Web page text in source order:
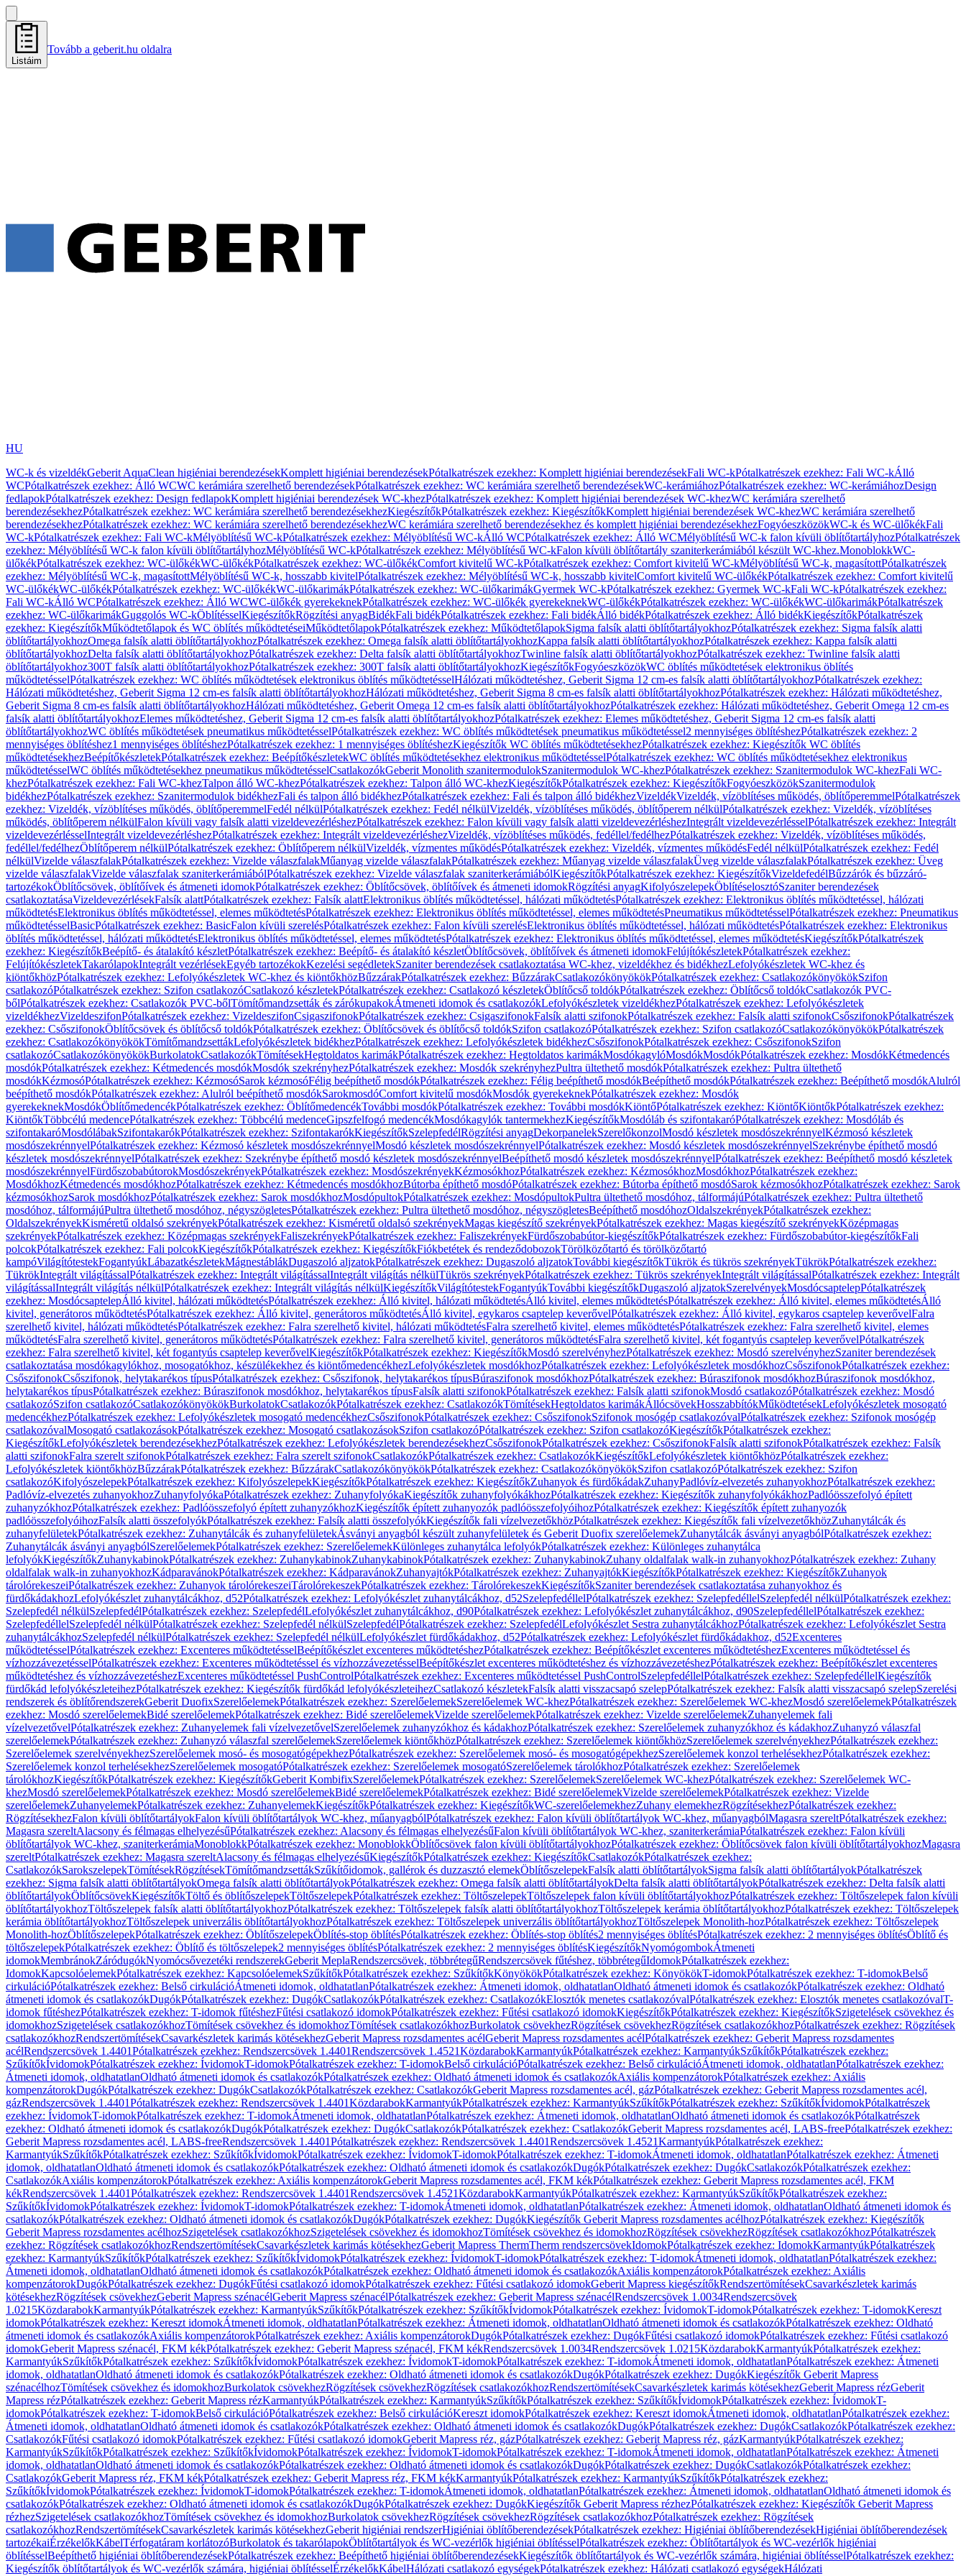
Listáim
Tovább a geberit.hu oldalra
HU
WC-k és vizeldékGeberit AquaClean higiéniai berendezésekKomplett higiéniai berendezésekPótalkatrészek ezekhez: Komplett higiéniai berendezésekFali WC-kPótalkatrészek ezekhez: Fali WC-kÁlló
WCPótalkatrészek ezekhez: Álló WCWC kerámiára szerelhető berendezésekPótalkatrészek ezekhez: WC kerámiára szerelhető berendezésekWC-kerámiáhozPótalkatrészek ezekhez: WC-kerámiáhozDesign
fedlapokPótalkatrészek ezekhez: Design fedlapokKomplett higiéniai berendezések WC-khezPótalkatrészek ezekhez: Komplett higiéniai berendezések WC-khezWC kerámiára szerelhető
berendezésekhezPótalkatrészek ezekhez: WC kerámiára szerelhető berendezésekhezKiegészítőkPótalkatrészek ezekhez: KiegészítőkKomplett higiéniai berendezések WC-khezWC kerámiára szerelhető
berendezésekhezPótalkatrészek ezekhez: WC kerámiára szerelhető berendezésekhezWC kerámiára szerelhető berendezésekhez és komplett higiéniai berendezésekhezFogyóeszközökWC-k és WC-ülőkékFali
WC-kPótalkatrészek ezekhez: Fali WC-kMélyöblítésű WC-kPótalkatrészek ezekhez: Mélyöblítésű WC-kÁlló WCPótalkatrészek ezekhez: Álló WCMélyöblítésű WC-k falon kívüli öblítőtartályhozPótalkatrészek
ezekhez: Mélyöblítésű WC-k falon kívüli öblítőtartályhozMélyöblítésű WC-kPótalkatrészek ezekhez: Mélyöblítésű WC-kFalon kívüli öblítőtartály szaniterkerámiából készült WC-khez.MonoblokkWC-
ülőkékPótalkatrészek ezekhez: WC-ülőkékWC-ülőkékPótalkatrészek ezekhez: WC-ülőkékComfort kivitelű WC-kPótalkatrészek ezekhez: Comfort kivitelű WC-kMélyöblítésű WC-k, magasítottPótalkatrészek
ezekhez: Mélyöblítésű WC-k, magasítottMélyöblítésű WC-k, hosszabb kivitelPótalkatrészek ezekhez: Mélyöblítésű WC-k, hosszabb kivitelComfort kivitelű WC-ülőkékPótalkatrészek ezekhez: Comfort kivitelű
WC-ülőkékWC-ülőkékPótalkatrészek ezekhez: WC-ülőkékWC-ülőkarimákPótalkatrészek ezekhez: WC-ülőkarimákGyermek WC-kPótalkatrészek ezekhez: Gyermek WC-kFali WC-kPótalkatrészek ezekhez:
Fali WC-kÁlló WCPótalkatrészek ezekhez: Álló WCWC-ülőkék gyerekeknekPótalkatrészek ezekhez: WC-ülőkék gyerekeknekWC-ülőkékPótalkatrészek ezekhez: WC-ülőkékWC-ülőkarimákPótalkatrészek
ezekhez: WC-ülőkarimákGuggolós WC-kÖblítésselKiegészítőkRögzítési anyagBidékFali bidékPótalkatrészek ezekhez: Fali bidékÁlló bidékPótalkatrészek ezekhez: Álló bidékKiegészítőkPótalkatrészek
ezekhez: KiegészítőkMűködtetőlapok és WC öblítés működtetéseiMűködtetőlapokPótalkatrészek ezekhez: MűködtetőlapokSigma falsík alatti öblítőtartályokhozPótalkatrészek ezekhez: Sigma falsík alatti
öblítőtartályokhozOmega falsík alatti öblítőtartályokhozPótalkatrészek ezekhez: Omega falsík alatti öblítőtartályokhozKappa falsík alatti öblítőtartályokhozPótalkatrészek ezekhez: Kappa falsík alatti
öblítőtartályokhozDelta falsík alatti öblítőtartályokhozPótalkatrészek ezekhez: Delta falsík alatti öblítőtartályokhozTwinline falsík alatti öblítőtartályokhozPótalkatrészek ezekhez: Twinline falsík alatti
öblítőtartályokhoz300T falsík alatti öblítőtartályokhozPótalkatrészek ezekhez: 300T falsík alatti öblítőtartályokhozKiegészítőkFogyóeszközökWC öblítés működtetések elektronikus öblítés
működtetésselPótalkatrészek ezekhez: WC öblítés működtetések elektronikus öblítés működtetésselHálózati működtetéshez, Geberit Sigma 12 cm-es falsík alatti öblítőtartályokhozPótalkatrészek ezekhez:
Hálózati működtetéshez, Geberit Sigma 12 cm-es falsík alatti öblítőtartályokhozHálózati működtetéshez, Geberit Sigma 8 cm-es falsík alatti öblítőtartályokhozPótalkatrészek ezekhez: Hálózati működtetéshez,
Geberit Sigma 8 cm-es falsík alatti öblítőtartályokhozHálózati működtetéshez, Geberit Omega 12 cm-es falsík alatti öblítőtartályokhozPótalkatrészek ezekhez: Hálózati működtetéshez, Geberit Omega 12 cm-es
falsík alatti öblítőtartályokhozElemes működtetéshez, Geberit Sigma 12 cm-es falsík alatti öblítőtartályokhozPótalkatrészek ezekhez: Elemes működtetéshez, Geberit Sigma 12 cm-es falsík alatti
öblítőtartályokhozWC öblítés működtetések pneumatikus működtetésselPótalkatrészek ezekhez: WC öblítés működtetések pneumatikus működtetéssel2 mennyiséges öblítéshezPótalkatrészek ezekhez: 2
mennyiséges öblítéshez1 mennyiséges öblítéshezPótalkatrészek ezekhez: 1 mennyiséges öblítéshezKiegészítők WC öblítés működtetésekhezPótalkatrészek ezekhez: Kiegészítők WC öblítés
működtetésekhezBeépítőkészletekPótalkatrészek ezekhez: BeépítőkészletekWC öblítés működtetésekhez elektronikus működtetésselPótalkatrészek ezekhez: WC öblítés működtetésekhez elektronikus
működtetésselWC öblítés működtetésekhez pneumatikus működtetésselCsatlakozókGeberit Monolith szanitermodulokSzanitermodulok WC-khezPótalkatrészek ezekhez: Szanitermodulok WC-khezFali WC-
khezPótalkatrészek ezekhez: Fali WC-khezTalpon álló WC-khezPótalkatrészek ezekhez: Talpon álló WC-khezKiegészítőkPótalkatrészek ezekhez: KiegészítőkFogyóeszközökSzanitermodulok
bidékhezPótalkatrészek ezekhez: Szanitermodulok bidékhezFali és talpon álló bidékhezPótalkatrészek ezekhez: Fali és talpon álló bidékhezVizeldékVizeldék, vízöblítéses működés, öblítőperemmelPótalkatrészek
ezekhez: Vizeldék, vízöblítéses működés, öblítőperemmelFedél nélkülPótalkatrészek ezekhez: Fedél nélkülVizeldék, vízöblítéses működés, öblítőperem nélkülPótalkatrészek ezekhez: Vizeldék, vízöblítéses
működés, öblítőperem nélkülFalon kívüli vagy falsík alatti vizeldevezérléshezPótalkatrészek ezekhez: Falon kívüli vagy falsík alatti vizeldevezérléshezIntegrált vizeldevezérlésselPótalkatrészek ezekhez: Integrált
vizeldevezérlésselIntegrált vizeldevezérléshezPótalkatrészek ezekhez: Integrált vizeldevezérléshezVizeldék, vízöblítéses működés, fedéllel/fedélhezPótalkatrészek ezekhez: Vizeldék, vízöblítéses működés,
fedéllel/fedélhezÖblítőperem nélkülPótalkatrészek ezekhez: Öblítőperem nélkülVizeldék, vízmentes működésPótalkatrészek ezekhez: Vizeldék, vízmentes működésFedél nélkülPótalkatrészek ezekhez: Fedél
nélkülVizelde válaszfalakPótalkatrészek ezekhez: Vizelde válaszfalakMűanyag vizelde válaszfalakPótalkatrészek ezekhez: Műanyag vizelde válaszfalakÜveg vizelde válaszfalakPótalkatrészek ezekhez: Üveg
vizelde válaszfalakVizelde válaszfalak szaniterkerámiábólPótalkatrészek ezekhez: Vizelde válaszfalak szaniterkerámiábólKiegészítőkPótalkatrészek ezekhez: KiegészítőkVizeldefedélBűzzárók és bűzzáró-
tartozékokÖblítőcsövek, öblítőívek és átmeneti idomokPótalkatrészek ezekhez: Öblítőcsövek, öblítőívek és átmeneti idomokRögzítési anyagKifolyószelepekÖblítéselosztóSzaniter berendezések
csatlakoztatásaVizeldevezérlésekFalsík alattPótalkatrészek ezekhez: Falsík alattElektronikus öblítés működtetéssel, hálózati működtetésPótalkatrészek ezekhez: Elektronikus öblítés működtetéssel, hálózati
működtetésElektronikus öblítés működtetéssel, elemes működtetésPótalkatrészek ezekhez: Elektronikus öblítés működtetéssel, elemes működtetésPneumatikus működtetésselPótalkatrészek ezekhez: Pneumatikus
működtetésselBasicPótalkatrészek ezekhez: BasicFalon kívüli szerelésPótalkatrészek ezekhez: Falon kívüli szerelésElektronikus öblítés működtetéssel, hálózati működtetésPótalkatrészek ezekhez: Elektronikus
öblítés működtetéssel, hálózati működtetésElektronikus öblítés működtetéssel, elemes működtetésPótalkatrészek ezekhez: Elektronikus öblítés működtetéssel, elemes működtetésKiegészítőkPótalkatrészek
ezekhez: KiegészítőkBeépítő- és átalakító készletPótalkatrészek ezekhez: Beépítő- és átalakító készletÖblítőcsövek, öblítőívek és átmeneti idomokFelújítókészletekPótalkatrészek ezekhez:
FelújítókészletekTakarólapokIntegrált vezérlésekEgyéb tartozékokKezelési segédletekSzaniter berendezések csatlakoztatása WC-khez, vizeldékhez és bidékhezLefolyókészletek WC-khez és
kiöntőkhözPótalkatrészek ezekhez: Lefolyókészletek WC-khez és kiöntőkhözBűzzárakPótalkatrészek ezekhez: BűzzárakCsatlakozókönyökökPótalkatrészek ezekhez: CsatlakozókönyökökSzifon
csatlakozóPótalkatrészek ezekhez: Szifon csatlakozóCsatlakozó készletekPótalkatrészek ezekhez: Csatlakozó készletekÖblítőcső toldókPótalkatrészek ezekhez: Öblítőcső toldókCsatlakozók PVC-
bőlPótalkatrészek ezekhez: Csatlakozók PVC-bőlTömítőmandzsetták és zárókupakokÁtmeneti idomok és csatlakozókLefolyókészletek vizeldékhezPótalkatrészek ezekhez: Lefolyókészletek
vizeldékhezVizeldeszifonPótalkatrészek ezekhez: VizeldeszifonCsigaszifonokPótalkatrészek ezekhez: CsigaszifonokFalsík alatti szifonokPótalkatrészek ezekhez: Falsík alatti szifonokCsőszifonokPótalkatrészek
ezekhez: CsőszifonokÖblítőcsövek és öblítőcső toldókPótalkatrészek ezekhez: Öblítőcsövek és öblítőcső toldókSzifon csatlakozóPótalkatrészek ezekhez: Szifon csatlakozóCsatlakozókönyökökPótalkatrészek
ezekhez: CsatlakozókönyökökTömítőmandzsettákLefolyókészletek bidékhezPótalkatrészek ezekhez: Lefolyókészletek bidékhezCsőszifonokPótalkatrészek ezekhez: CsőszifonokSzifon
csatlakozóCsatlakozókönyökökBurkolatokCsatlakozókTömítésekHegtoldatos karimákPótalkatrészek ezekhez: Hegtoldatos karimákMosdókagylóMosdókMosdókPótalkatrészek ezekhez: MosdókKétmedencés
mosdókPótalkatrészek ezekhez: Kétmedencés mosdókMosdók szekrényhezPótalkatrészek ezekhez: Mosdók szekrényhezPultra ültethető mosdókPótalkatrészek ezekhez: Pultra ültethető
mosdókKézmosóPótalkatrészek ezekhez: KézmosóSarok kézmosóFélig beépíthető mosdókPótalkatrészek ezekhez: Félig beépíthető mosdókBeépíthető mosdókPótalkatrészek ezekhez: Beépíthető mosdókAlulról
beépíthető mosdókPótalkatrészek ezekhez: Alulról beépíthető mosdókSarokmosdóComfort kivitelű mosdókMosdók gyerekeknekPótalkatrészek ezekhez: Mosdók
gyerekeknekMosdókÖblítőmedencékPótalkatrészek ezekhez: ÖblítőmedencékTovábbi mosdókPótalkatrészek ezekhez: További mosdókKiöntőPótalkatrészek ezekhez: KiöntőKiöntőkPótalkatrészek ezekhez:
KiöntőkTöbbcélú medencePótalkatrészek ezekhez: Többcélú medenceGipszfelfogó medencékMosdókagylók tantermekhezKiegészítőkMosdóláb és szifontakaróPótalkatrészek ezekhez: Mosdóláb és
szifontakaróMosdólábakSzifontakarókPótalkatrészek ezekhez: SzifontakarókKiegészítőkSzelepfedélRögzítési anyagDekorpanelekSzerelőkonzolMosdó készletek mosdószekrénnyelKézmosó készletek
mosdószekrénnyelPótalkatrészek ezekhez: Kézmosó készletek mosdószekrénnyelMosdó készletek mosdószekrénnyelPótalkatrészek ezekhez: Mosdó készletek mosdószekrénnyelSzekrénybe építhető mosdó
készletek mosdószekrénnyelPótalkatrészek ezekhez: Szekrénybe építhető mosdó készletek mosdószekrénnyelBeépíthető mosdó készletek mosdószekrénnyelPótalkatrészek ezekhez: Beépíthető mosdó készletek
mosdószekrénnyelFürdőszobabútorokMosdószekrényekPótalkatrészek ezekhez: MosdószekrényekKézmosókhozPótalkatrészek ezekhez: KézmosókhozMosdókhozPótalkatrészek ezekhez:
MosdókhozKétmedencés mosdókhozPótalkatrészek ezekhez: Kétmedencés mosdókhozBútorba építhető mosdóPótalkatrészek ezekhez: Bútorba építhető mosdóSarok kézmosókhozPótalkatrészek ezekhez: Sarok
kézmosókhozSarok mosdókhozPótalkatrészek ezekhez: Sarok mosdókhozMosdópultokPótalkatrészek ezekhez: MosdópultokPultra ültethető mosdóhoz, tálformájúPótalkatrészek ezekhez: Pultra ültethető
mosdóhoz, tálformájúPultra ültethető mosdóhoz, négyszögletesPótalkatrészek ezekhez: Pultra ültethető mosdóhoz, négyszögletesBeépíthető mosdóhozOldalszekrényekPótalkatrészek ezekhez:
OldalszekrényekKisméretű oldalsó szekrényekPótalkatrészek ezekhez: Kisméretű oldalsó szekrényekMagas kiegészítő szekrényekPótalkatrészek ezekhez: Magas kiegészítő szekrényekKözépmagas
szekrényekPótalkatrészek ezekhez: Középmagas szekrényekFaliszekrényekPótalkatrészek ezekhez: FaliszekrényekFürdőszobabútor-kiegészítőkPótalkatrészek ezekhez: Fürdőszobabútor-kiegészítőkFali
polcokPótalkatrészek ezekhez: Fali polcokKiegészítőkPótalkatrészek ezekhez: KiegészítőkFiókbetétek és rendeződobozokTörölközőtartó és törölközőtartó
kampóVilágítótestekFogantyúkLábazatkészletekMágnestáblákDugaszoló aljzatokPótalkatrészek ezekhez: Dugaszoló aljzatokTovábbi kiegészítőkTükrök és tükrös szekrényekTükrökPótalkatrészek ezekhez:
TükrökIntegrált világítássalPótalkatrészek ezekhez: Integrált világítássalIntegrált világítás nélkülTükrös szekrényekPótalkatrészek ezekhez: Tükrös szekrényekIntegrált világítássalPótalkatrészek ezekhez: Integrált
világítássalIntegrált világítás nélkülPótalkatrészek ezekhez: Integrált világítás nélkülKiegészítőkVilágítótestekFogantyúkTovábbi kiegészítőkDugaszoló aljzatokSzerelvényekMosdócsaptelepPótalkatrészek
ezekhez: MosdócsaptelepÁlló kivitel, hálózati működtetésPótalkatrészek ezekhez: Álló kivitel, hálózati működtetésÁlló kivitel, elemes működtetésPótalkatrészek ezekhez: Álló kivitel, elemes működtetésÁlló
kivitel, generátoros működtetésPótalkatrészek ezekhez: Álló kivitel, generátoros működtetésÁlló kivitel, egykaros csaptelep keverővelPótalkatrészek ezekhez: Álló kivitel, egykaros csaptelep keverővelFalra
szerelhető kivitel, hálózati működtetésPótalkatrészek ezekhez: Falra szerelhető kivitel, hálózati működtetésFalra szerelhető kivitel, elemes működtetésPótalkatrészek ezekhez: Falra szerelhető kivitel, elemes
működtetésFalra szerelhető kivitel, generátoros működtetésPótalkatrészek ezekhez: Falra szerelhető kivitel, generátoros működtetésFalra szerelhető kivitel, két fogantyús csaptelep keverővelPótalkatrészek
ezekhez: Falra szerelhető kivitel, két fogantyús csaptelep keverővelKiegészítőkPótalkatrészek ezekhez: KiegészítőkMosdó szerelvényhezPótalkatrészek ezekhez: Mosdó szerelvényhezSzaniter berendezések
csatlakoztatása mosdókagylókhoz, mosogatókhoz, készülékekhez és kiöntőmedencékhezLefolyókészletek mosdókhozPótalkatrészek ezekhez: Lefolyókészletek mosdókhozCsőszifonokPótalkatrészek ezekhez:
CsőszifonokCsőszifonok, helytakarékos típusPótalkatrészek ezekhez: Csőszifonok, helytakarékos típusBúraszifonok mosdókhozPótalkatrészek ezekhez: Búraszifonok mosdókhozBúraszifonok mosdókhoz,
helytakarékos típusPótalkatrészek ezekhez: Búraszifonok mosdókhoz, helytakarékos típusFalsík alatti szifonokPótalkatrészek ezekhez: Falsík alatti szifonokMosdó csatlakozóPótalkatrészek ezekhez: Mosdó
csatlakozóSzifon csatlakozóCsatlakozókönyökökBurkolatokCsatlakozókPótalkatrészek ezekhez: CsatlakozókTömítésekHegtoldatos karimákÁllócsövekHosszabbítókMűködtetésekLefolyókészletek mosogató
medencékhezPótalkatrészek ezekhez: Lefolyókészletek mosogató medencékhezCsőszifonokPótalkatrészek ezekhez: CsőszifonokSzifonok mosógép csatlakozóvalPótalkatrészek ezekhez: Szifonok mosógép
csatlakozóvalMosogató csatlakozásokPótalkatrészek ezekhez: Mosogató csatlakozásokSzifon csatlakozóPótalkatrészek ezekhez: Szifon csatlakozóKiegészítőkPótalkatrészek ezekhez:
KiegészítőkLefolyókészletek berendezésekhezPótalkatrészek ezekhez: Lefolyókészletek berendezésekhezCsőszifonokPótalkatrészek ezekhez: CsőszifonokFalsík alatti szifonokPótalkatrészek ezekhez: Falsík
alatti szifonokFalra szerelt szifonokPótalkatrészek ezekhez: Falra szerelt szifonokCsatlakozókPótalkatrészek ezekhez: CsatlakozókKiegészítőkLefolyókészletek kiöntőkhözPótalkatrészek ezekhez:
Lefolyókészletek kiöntőkhözBűzzárakPótalkatrészek ezekhez: BűzzárakCsatlakozókönyökökPótalkatrészek ezekhez: CsatlakozókönyökökSzifon csatlakozóPótalkatrészek ezekhez: Szifon
csatlakozóKifolyószelepekPótalkatrészek ezekhez: KifolyószelepekKiegészítőkPótalkatrészek ezekhez: KiegészítőkZuhanyok és fürdőkádakZuhanyPadlóvíz-elvezetés zuhanyokhozPótalkatrészek ezekhez:
Padlóvíz-elvezetés zuhanyokhozZuhanyfolyókaPótalkatrészek ezekhez: ZuhanyfolyókaKiegészítők zuhanyfolyókákhozPótalkatrészek ezekhez: Kiegészítők zuhanyfolyókákhozPadlóösszefolyó épített
zuhanyzókhozPótalkatrészek ezekhez: Padlóösszefolyó épített zuhanyzókhozKiegészítők épített zuhanyozók padlóösszefolyóihozPótalkatrészek ezekhez: Kiegészítők épített zuhanyozók
padlóösszefolyóihozFalsík alatti összefolyókPótalkatrészek ezekhez: Falsík alatti összefolyókKiegészítők fali vízelvezetőkhözPótalkatrészek ezekhez: Kiegészítők fali vízelvezetőkhözZuhanytálcák és
zuhanyfelületekPótalkatrészek ezekhez: Zuhanytálcák és zuhanyfelületekÁsványi anyagból készült zuhanyfelületek és Geberit Duofix szerelőelemekZuhanytálcák ásványi anyagbólPótalkatrészek ezekhez:
Zuhanytálcák ásványi anyagbólSzerelőelemekPótalkatrészek ezekhez: SzerelőelemekKülönleges zuhanytálca lefolyókPótalkatrészek ezekhez: Különleges zuhanytálca
lefolyókKiegészítőkZuhanykabinokPótalkatrészek ezekhez: ZuhanykabinokZuhanykabinokPótalkatrészek ezekhez: ZuhanykabinokZuhany oldalfalak walk-in zuhanyokhozPótalkatrészek ezekhez: Zuhany
oldalfalak walk-in zuhanyokhozKádparavánokPótalkatrészek ezekhez: KádparavánokZuhanyajtókPótalkatrészek ezekhez: ZuhanyajtókKiegészítőkPótalkatrészek ezekhez: KiegészítőkZuhanyok
tárolórekeszeiPótalkatrészek ezekhez: Zuhanyok tárolórekeszeiTárolórekeszekPótalkatrészek ezekhez: TárolórekeszekKiegészítőkSzaniter berendezések csatlakoztatása zuhanyokhoz és
fürdőkádakhozLefolyókészlet zuhanytálcákhoz, d52Pótalkatrészek ezekhez: Lefolyókészlet zuhanytálcákhoz, d52SzelepfedéllelPótalkatrészek ezekhez: SzelepfedéllelSzelepfedél nélkülPótalkatrészek ezekhez:
Szelepfedél nélkülSzelepfedélPótalkatrészek ezekhez: SzelepfedélLefolyókészlet zuhanytálcákhoz, d90Pótalkatrészek ezekhez: Lefolyókészlet zuhanytálcákhoz, d90SzelepfedéllelPótalkatrészek ezekhez:
SzelepfedéllelSzelepfedél nélkülPótalkatrészek ezekhez: Szelepfedél nélkülSzelepfedélPótalkatrészek ezekhez: SzelepfedélLefolyókészlet Sestra zuhanytálcákhozPótalkatrészek ezekhez: Lefolyókészlet Sestra
zuhanytálcákhozSzelepfedél nélkülPótalkatrészek ezekhez: Szelepfedél nélkülLefolyókészlet fürdőkádakhoz, d52Pótalkatrészek ezekhez: Lefolyókészlet fürdőkádakhoz, d52Excenteres
működtetésselPótalkatrészek ezekhez: Excenteres működtetésselBeépítőkészlet excenteres működtetéshezPótalkatrészek ezekhez: Beépítőkészlet excenteres működtetéshezExcenteres működtetéssel és
vízhozzávezetésselPótalkatrészek ezekhez: Excenteres működtetéssel és vízhozzávezetésselBeépítőkészlet excenteres működtetéshez és vízhozzávezetéshezPótalkatrészek ezekhez: Beépítőkészlet excenteres
működtetéshez és vízhozzávezetéshezExcenteres működtetéssel PushControlPótalkatrészek ezekhez: Excenteres működtetéssel PushControlSzelepfedéllelPótalkatrészek ezekhez: SzelepfedéllelKiegészítők
fürdőkád lefolyókészleteihezPótalkatrészek ezekhez: Kiegészítők fürdőkád lefolyókészleteihezCsatlakozó készletekFalsík alatti visszacsapó szelepPótalkatrészek ezekhez: Falsík alatti visszacsapó szelepSzerelési
rendszerek és öblítőrendszerekGeberit DuofixSzerelőelemekPótalkatrészek ezekhez: SzerelőelemekSzerelőelemek WC-khezPótalkatrészek ezekhez: Szerelőelemek WC-khezMosdó szerelőelemekPótalkatrészek
ezekhez: Mosdó szerelőelemekBidé szerelőelemekPótalkatrészek ezekhez: Bidé szerelőelemekVizelde szerelőelemekPótalkatrészek ezekhez: Vizelde szerelőelemekZuhanyelemek fali
vízelvezetővelPótalkatrészek ezekhez: Zuhanyelemek fali vízelvezetővelSzerelőelemek zuhanyzókhoz és kádakhozPótalkatrészek ezekhez: Szerelőelemek zuhanyzókhoz és kádakhozZuhanyzó válaszfal
szerelőelemekPótalkatrészek ezekhez: Zuhanyzó válaszfal szerelőelemekSzerelőelemek kiöntőkhözPótalkatrészek ezekhez: Szerelőelemek kiöntőkhözSzerelőelemek szerelvényekhezPótalkatrészek ezekhez:
Szerelőelemek szerelvényekhezSzerelőelemek mosó- és mosogatógépekhezPótalkatrészek ezekhez: Szerelőelemek mosó- és mosogatógépekhezSzerelőelemek konzol terhelésekhezPótalkatrészek ezekhez:
Szerelőelemek konzol terhelésekhezSzerelőelemek mosogatóPótalkatrészek ezekhez: Szerelőelemek mosogatóSzerelőelemek tárolókhozPótalkatrészek ezekhez: Szerelőelemek
tárolókhozKiegészítőkPótalkatrészek ezekhez: KiegészítőkGeberit KombifixSzerelőelemekPótalkatrészek ezekhez: SzerelőelemekSzerelőelemek WC-khezPótalkatrészek ezekhez: Szerelőelemek WC-
khezMosdó szerelőelemekPótalkatrészek ezekhez: Mosdó szerelőelemekBidé szerelőelemekPótalkatrészek ezekhez: Bidé szerelőelemekVizelde szerelőelemekPótalkatrészek ezekhez: Vizelde
szerelőelemekZuhanyelemekPótalkatrészek ezekhez: ZuhanyelemekKiegészítőkPótalkatrészek ezekhez: KiegészítőkWC-szerelőelemekhezZuhany elemekhezRögzítésekhezPótalkatrészek ezekhez:
RögzítésekhezFalon kívüli öblítőtartályokFalon kívüli öblítőtartályok WC-khez, műanyagbólPótalkatrészek ezekhez: Falon kívüli öblítőtartályok WC-khez, műanyagbólMagasra szereltPótalkatrészek ezekhez:
Magasra szereltAlacsony és félmagas elhelyezésűPótalkatrészek ezekhez: Alacsony és félmagas elhelyezésűFalon kívüli öblítőtartályok WC-khez, szaniterkerámiaPótalkatrészek ezekhez: Falon kívüli
öblítőtartályok WC-khez, szaniterkerámiaMonoblokkPótalkatrészek ezekhez: MonoblokkÖblítőcsövek falon kívüli öblítőtartályokhozPótalkatrészek ezekhez: Öblítőcsövek falon kívüli öblítőtartályokhozMagasra
szereltPótalkatrészek ezekhez: Magasra szereltAlacsony és félmagas elhelyezésűKiegészítőkPótalkatrészek ezekhez: KiegészítőkCsatlakozókPótalkatrészek ezekhez:
CsatlakozókSarokszelepekTömítésekRögzítésekTömítőmandzsettákSzűkítőidomok, gallérok és duzzasztó elemekÖblítőszelepekFalsík alatti öblítőtartályokSigma falsík alatti öblítőtartályokPótalkatrészek
ezekhez: Sigma falsík alatti öblítőtartályokOmega falsík alatti öblítőtartályokPótalkatrészek ezekhez: Omega falsík alatti öblítőtartályokDelta falsík alatti öblítőtartályokPótalkatrészek ezekhez: Delta falsík alatti
öblítőtartályokÖblítőcsövekKiegészítőkTöltő és öblítőszelepekTöltőszelepekPótalkatrészek ezekhez: TöltőszelepekTöltőszelepek falon kívüli öblítőtartályokhozPótalkatrészek ezekhez: Töltőszelepek falon kívüli
öblítőtartályokhozTöltőszelepek falsík alatti öblítőtartályokhozPótalkatrészek ezekhez: Töltőszelepek falsík alatti öblítőtartályokhozTöltőszelepek kerámia öblítőtartályokhozPótalkatrészek ezekhez: Töltőszelepek
kerámia öblítőtartályokhozTöltőszelepek univerzális öblítőtartályokhozPótalkatrészek ezekhez: Töltőszelepek univerzális öblítőtartályokhozTöltőszelepek Monolith-hozPótalkatrészek ezekhez: Töltőszelepek
Monolith-hozÖblítőszelepekPótalkatrészek ezekhez: ÖblítőszelepekÖblítés-stop öblítésPótalkatrészek ezekhez: Öblítés-stop öblítés2 mennyiséges öblítésPótalkatrészek ezekhez: 2 mennyiséges öblítésÖblítő és
töltőszelepekPótalkatrészek ezekhez: Öblítő és töltőszelepek2 mennyiséges öblítésPótalkatrészek ezekhez: 2 mennyiséges öblítésKiegészítőkNyomógombokÁtmeneti
idomokMembránokZáródugókNyomócsővezetéki rendszerekGeberit MeplaRendszercsövek, többrétegűRendszercsövek fűtéshez, többrétegűIdomokPótalkatrészek ezekhez:
IdomokKapcsolóelemekPótalkatrészek ezekhez: KapcsolóelemekSzűkítőkPótalkatrészek ezekhez: SzűkítőkKönyökökPótalkatrészek ezekhez: KönyökökT-idomokPótalkatrészek ezekhez: T-idomokBelső
cirkulációPótalkatrészek ezekhez: Belső cirkulációÁtmeneti idomok, oldhatatlanPótalkatrészek ezekhez: Átmeneti idomok, oldhatatlanOldható átmeneti idomok és csatlakozókPótalkatrészek ezekhez: Oldható
átmeneti idomok és csatlakozókDugókPótalkatrészek ezekhez: DugókCsatlakozókPótalkatrészek ezekhez: CsatlakozókElosztók menetes csatlakozóvalPótalkatrészek ezekhez: Elosztók menetes csatlakozóvalT-
idomok fűtéshezPótalkatrészek ezekhez: T-idomok fűtéshezFűtési csatlakozó idomokPótalkatrészek ezekhez: Fűtési csatlakozó idomokKiegészítőkPótalkatrészek ezekhez: KiegészítőkSzigetelések csövekhez és
idomokhozSzigetelések csatlakozókhozTömítések csövekhez és idomokhozTömítések csatlakozókhozBurkolatok csövekhezRögzítések csövekhezRögzítések csatlakozókhozPótalkatrészek ezekhez: Rögzítések
csatlakozókhozRendszertömítésekCsavarkészletek karimás kötésekhezGeberit Mapress rozsdamentes acélGeberit Mapress rozsdamentes acélPótalkatrészek ezekhez: Geberit Mapress rozsdamentes
acélRendszercsövek 1.4401Pótalkatrészek ezekhez: Rendszercsövek 1.4401Rendszercsövek 1.4521KözdarabokKarmantyúkPótalkatrészek ezekhez: KarmantyúkSzűkítőkPótalkatrészek ezekhez:
SzűkítőkÍvidomokPótalkatrészek ezekhez: ÍvidomokT-idomokPótalkatrészek ezekhez: T-idomokBelső cirkulációPótalkatrészek ezekhez: Belső cirkulációÁtmeneti idomok, oldhatatlanPótalkatrészek ezekhez:
Átmeneti idomok, oldhatatlanOldható átmeneti idomok és csatlakozókPótalkatrészek ezekhez: Oldható átmeneti idomok és csatlakozókAxiális kompenzátorokPótalkatrészek ezekhez: Axiális
kompenzátorokDugókPótalkatrészek ezekhez: DugókCsatlakozókPótalkatrészek ezekhez: CsatlakozókGeberit Mapress rozsdamentes acél, gázPótalkatrészek ezekhez: Geberit Mapress rozsdamentes acél,
gázRendszercsövek 1.4401Pótalkatrészek ezekhez: Rendszercsövek 1.4401KözdarabokKarmantyúkPótalkatrészek ezekhez: KarmantyúkSzűkítőkPótalkatrészek ezekhez: SzűkítőkÍvidomokPótalkatrészek
ezekhez: ÍvidomokT-idomokPótalkatrészek ezekhez: T-idomokÁtmeneti idomok, oldhatatlanPótalkatrészek ezekhez: Átmeneti idomok, oldhatatlanOldható átmeneti idomok és csatlakozókPótalkatrészek
ezekhez: Oldható átmeneti idomok és csatlakozókDugókPótalkatrészek ezekhez: DugókCsatlakozókPótalkatrészek ezekhez: CsatlakozókGeberit Mapress rozsdamentes acél, LABS-freePótalkatrészek ezekhez:
Geberit Mapress rozsdamentes acél, LABS-freeRendszercsövek 1.4401Pótalkatrészek ezekhez: Rendszercsövek 1.4401Rendszercsövek 1.4521KarmantyúkPótalkatrészek ezekhez:
KarmantyúkSzűkítőkPótalkatrészek ezekhez: SzűkítőkÍvidomokPótalkatrészek ezekhez: ÍvidomokT-idomokPótalkatrészek ezekhez: T-idomokÁtmeneti idomok, oldhatatlanPótalkatrészek ezekhez: Átmeneti
idomok, oldhatatlanOldható átmeneti idomok és csatlakozókPótalkatrészek ezekhez: Oldható átmeneti idomok és csatlakozókDugókPótalkatrészek ezekhez: DugókCsatlakozókPótalkatrészek ezekhez:
CsatlakozókAxiális kompenzátorokPótalkatrészek ezekhez: Axiális kompenzátorokGeberit Mapress rozsdamentes acél, FKM kékPótalkatrészek ezekhez: Geberit Mapress rozsdamentes acél, FKM
kékRendszercsövek 1.4401Pótalkatrészek ezekhez: Rendszercsövek 1.4401Rendszercsövek 1.4521KözdarabokKarmantyúkPótalkatrészek ezekhez: KarmantyúkSzűkítőkPótalkatrészek ezekhez:
SzűkítőkÍvidomokPótalkatrészek ezekhez: ÍvidomokT-idomokPótalkatrészek ezekhez: T-idomokÁtmeneti idomok, oldhatatlanPótalkatrészek ezekhez: Átmeneti idomok, oldhatatlanOldható átmeneti idomok és
csatlakozókPótalkatrészek ezekhez: Oldható átmeneti idomok és csatlakozókDugókPótalkatrészek ezekhez: DugókKiegészítők Geberit Mapress rozsdamentes acélhozPótalkatrészek ezekhez: Kiegészítők
Geberit Mapress rozsdamentes acélhozSzigetelések csatlakozókhozSzigetelések csövekhez és idomokhozTömítések csövekhez és idomokhozRögzítések csövekhezRögzítések csatlakozókhozPótalkatrészek
ezekhez: Rögzítések csatlakozókhozRendszertömítésekCsavarkészletek karimás kötésekhezGeberit Mapress ThermTherm rendszercsövekIdomokPótalkatrészek ezekhez: IdomokKarmantyúkPótalkatrészek
ezekhez: KarmantyúkSzűkítőkPótalkatrészek ezekhez: SzűkítőkÍvidomokPótalkatrészek ezekhez: ÍvidomokT-idomokPótalkatrészek ezekhez: T-idomokÁtmeneti idomok, oldhatatlanPótalkatrészek ezekhez:
Átmeneti idomok, oldhatatlanOldható átmeneti idomok és csatlakozókPótalkatrészek ezekhez: Oldható átmeneti idomok és csatlakozókAxiális kompenzátorokPótalkatrészek ezekhez: Axiális
kompenzátorokDugókPótalkatrészek ezekhez: DugókFűtési csatlakozó idomokPótalkatrészek ezekhez: Fűtési csatlakozó idomokGeberit Mapress kiegészítőkRendszertömítésekCsavarkészletek karimás
kötésekhezRögzítések csövekhezGeberit Mapress szénacélGeberit Mapress szénacélPótalkatrészek ezekhez: Geberit Mapress szénacélRendszercsövek 1.0034Rendszercsövek
1.0215KözdarabokKarmantyúkPótalkatrészek ezekhez: KarmantyúkSzűkítőkPótalkatrészek ezekhez: SzűkítőkÍvidomokPótalkatrészek ezekhez: ÍvidomokT-idomokPótalkatrészek ezekhez: T-idomokKereszt
idomokPótalkatrészek ezekhez: Kereszt idomokÁtmeneti idomok, oldhatatlanPótalkatrészek ezekhez: Átmeneti idomok, oldhatatlanOldható átmeneti idomok és csatlakozókPótalkatrészek ezekhez: Oldható
átmeneti idomok és csatlakozókAxiális kompenzátorokPótalkatrészek ezekhez: Axiális kompenzátorokDugókPótalkatrészek ezekhez: DugókFűtési csatlakozó idomokPótalkatrészek ezekhez: Fűtési csatlakozó
idomokGeberit Mapress szénacél, FKM kékPótalkatrészek ezekhez: Geberit Mapress szénacél, FKM kékRendszercsövek 1.0034Rendszercsövek 1.0215KözdarabokKarmantyúkPótalkatrészek ezekhez:
KarmantyúkSzűkítőkPótalkatrészek ezekhez: SzűkítőkÍvidomokPótalkatrészek ezekhez: ÍvidomokT-idomokPótalkatrészek ezekhez: T-idomokÁtmeneti idomok, oldhatatlanPótalkatrészek ezekhez: Átmeneti
idomok, oldhatatlanOldható átmeneti idomok és csatlakozókPótalkatrészek ezekhez: Oldható átmeneti idomok és csatlakozókDugókPótalkatrészek ezekhez: DugókKiegészítők Geberit Mapress
szénacélhozTömítések csövekhez és idomokhozBurkolatok csövekhezRögzítések csövekhezRögzítések csatlakozókhozRendszertömítésekCsavarkészletek karimás kötésekhezGeberit Mapress rézGeberit
Mapress rézPótalkatrészek ezekhez: Geberit Mapress rézKarmantyúkPótalkatrészek ezekhez: KarmantyúkSzűkítőkPótalkatrészek ezekhez: SzűkítőkÍvidomokPótalkatrészek ezekhez: ÍvidomokT-
idomokPótalkatrészek ezekhez: T-idomokBelső cirkulációPótalkatrészek ezekhez: Belső cirkulációKereszt idomokPótalkatrészek ezekhez: Kereszt idomokÁtmeneti idomok, oldhatatlanPótalkatrészek ezekhez:
Átmeneti idomok, oldhatatlanOldható átmeneti idomok és csatlakozókPótalkatrészek ezekhez: Oldható átmeneti idomok és csatlakozókDugókPótalkatrészek ezekhez: DugókCsatlakozókPótalkatrészek ezekhez:
CsatlakozókFűtési csatlakozó idomokPótalkatrészek ezekhez: Fűtési csatlakozó idomokGeberit Mapress réz, gázPótalkatrészek ezekhez: Geberit Mapress réz, gázKarmantyúkPótalkatrészek ezekhez:
KarmantyúkSzűkítőkPótalkatrészek ezekhez: SzűkítőkÍvidomokPótalkatrészek ezekhez: ÍvidomokT-idomokPótalkatrészek ezekhez: T-idomokÁtmeneti idomok, oldhatatlanPótalkatrészek ezekhez: Átmeneti
idomok, oldhatatlanOldható átmeneti idomok és csatlakozókPótalkatrészek ezekhez: Oldható átmeneti idomok és csatlakozókDugókPótalkatrészek ezekhez: DugókCsatlakozókPótalkatrészek ezekhez:
CsatlakozókGeberit Mapress réz, FKM kékPótalkatrészek ezekhez: Geberit Mapress réz, FKM kékKarmantyúkPótalkatrészek ezekhez: KarmantyúkSzűkítőkPótalkatrészek ezekhez:
SzűkítőkÍvidomokPótalkatrészek ezekhez: ÍvidomokT-idomokPótalkatrészek ezekhez: T-idomokÁtmeneti idomok, oldhatatlanPótalkatrészek ezekhez: Átmeneti idomok, oldhatatlanOldható átmeneti idomok és
csatlakozókPótalkatrészek ezekhez: Oldható átmeneti idomok és csatlakozókDugókPótalkatrészek ezekhez: DugókKiegészítők Geberit Mapress rézhezPótalkatrészek ezekhez: Kiegészítők Geberit Mapress
rézhezSzigetelések csatlakozókhozTömítések csövekhez és idomokhozBurkolatok csövekhezRögzítések csövekhezRögzítések csatlakozókhozPótalkatrészek ezekhez: Rögzítések
csatlakozókhozRendszertömítésekCsavarkészletek karimás kötésekhezGeberit higiéniai rendszerHigiéniai öblítőberendezésekPótalkatrészek ezekhez: Higiéniai öblítőberendezésekHigiéniai öblítőberendezések
tartozékaiÉrzékelőkKábelTérfogatáram korlátozóBurkolatok és takarólapokÖblítőtartályok és WC-vezérlők higiéniai öblítésselPótalkatrészek ezekhez: Öblítőtartályok és WC-vezérlők higiéniai
öblítésselBeépíthető higiéniai öblítőberendezésekPótalkatrészek ezekhez: Beépíthető higiéniai öblítőberendezésekKiegészítők öblítőtartályok és WC-vezérlők számára, higiéniai öblítésselPótalkatrészek ezekhez:
Kiegészítők öblítőtartályok és WC-vezérlők számára, higiéniai öblítésselÉrzékelőkKábelHálózati csatlakozó egységekPótalkatrészek ezekhez: Hálózati csatlakozó egységekHálózati